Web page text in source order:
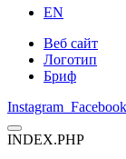
EN
Веб сайт
Логотип
Бриф
Instagram Facebook
INDEX.PHP